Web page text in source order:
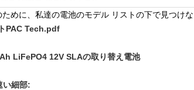
めに、私達の電池のモデル リストの下で見つけ
PAC Tech.pdf
LiFePO4 12V SLAの取り替え電池
い細部: